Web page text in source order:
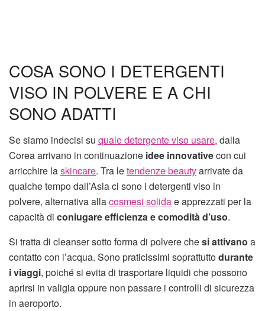
COSA SONO I DETERGENTI
VISO IN POLVERE E A CHI
SONO ADATTI
Se siamo indecisi su quale detergente viso usare, dalla
Corea arrivano in continuazione idee innovativecon cui
arricchire laskincare. Tra letendenze beautyarrivate da
qualche tempo dall’Asia ci sono i detergenti viso in
polvere, alternativa allacosmesi solidae apprezzati per la
capacità di coniugare efficienza e comodità d’uso.
Si tratta di cleanser sotto forma di polvere chesi attivano a
contatto con l’acqua. Sono praticissimi soprattuttodurante
i viaggi, poiché si evita di trasportare liquidi che possono
aprirsi in valigia oppure non passare i controlli di sicurezza
in aeroporto.